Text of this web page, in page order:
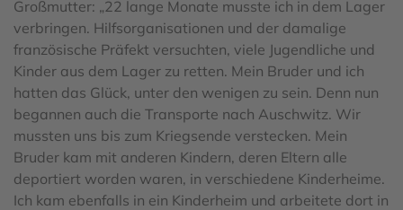
Großmutter: „22 lange Monate musste ich in dem Lager
verbringen. Hilfsorganisationen und der damalige
französische Präfekt versuchten, viele Jugendliche und
Kinder aus dem Lager zu retten. Mein Bruder und ich
hatten das Glück, unter den wenigen zu sein. Denn nun
begannen auch die Transporte nach Auschwitz. Wir
mussten uns bis zum Kriegsende verstecken. Mein
Bruder kam mit anderen Kindern, deren Eltern alle
deportiert worden waren, in verschiedene Kinderheime.
Ich kam ebenfalls in ein Kinderheim und arbeitete dort in